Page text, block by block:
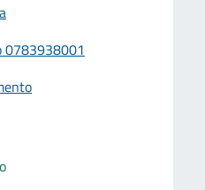
0783938001